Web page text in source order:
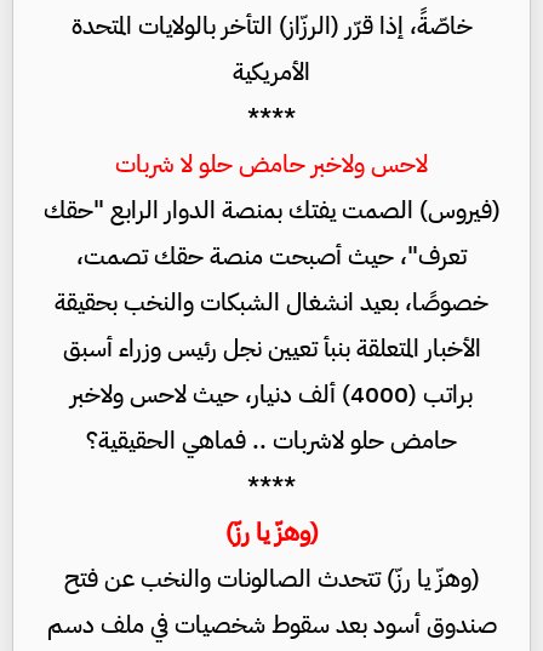
خاصّةً، إذا قرّر (الرزّاز) التأخر بالولايات المتحدة
الأمريكية
****
لاحس ولاخبر حامض حلو لا شربات
(فيروس) الصمت يفتك بمنصة الدوار الرابع "حقك
تعرف"، حيث أصبحت منصة حقك تصمت،
خصوصًا، بعيد انشغال الشبكات والنخب بحقيقة
الأخبار المتعلقة بنبأ تعيين نجل رئيس وزراء أسبق
براتب (4000) ألف دنيار، حيث لاحس ولاخبر
حامض حلو لاشربات .. فماهي الحقيقية؟
****
(وهزّ يا رزّ)
(وهزّ يا رزّ) تتحدث الصالونات والنخب عن فتح
صندوق أسود بعد سقوط شخصيات في ملف دسم